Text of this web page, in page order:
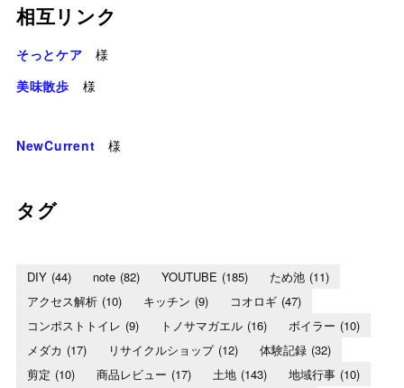
相互リンク
そっとケア 様
美味散歩 様
NewCurrent 様
タグ
DIY (44) note (82) YOUTUBE (185) ため池 (11)
アクセス解析 (10) キッチン (9) コオロギ (47)
コンポストトイレ (9) トノサマガエル (16) ボイラー (10)
メダカ (17) リサイクルショップ (12) 体験記録 (32)
剪定 (10) 商品レビュー (17) 土地 (143) 地域行事 (10)